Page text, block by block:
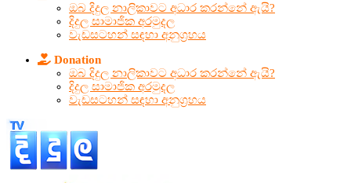
ඔබ දිදුල නාලිකාවට අධාර කරන්නේ ඇයි?
දිදුල සාමාජික අරමුදල
වැඩසටහන් සඳහා අනුග්‍රහය
Donation
ඔබ දිදුල නාලිකාවට අධාර කරන්නේ ඇයි?
දිදුල සාමාජික අරමුදල
වැඩසටහන් සඳහා අනුග්‍රහය